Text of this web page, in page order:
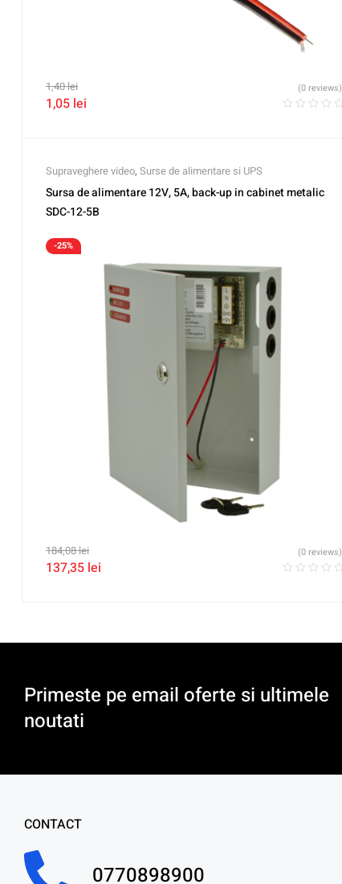
1,40lei
1,05 lei
(0 reviews)
Supraveghere video, Surse de alimentare si UPS
Sursa de alimentare 12V, 5A, back-up in cabinet metalic
SDC-12-5B
-25%
184,08lei
137,35 lei
(0 reviews)
Primeste pe email oferte si ultimele
noutati
CONTACT
0770898900